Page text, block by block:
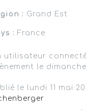
: Grand Est
: France
utilisateur
le
le lundi 11 mai